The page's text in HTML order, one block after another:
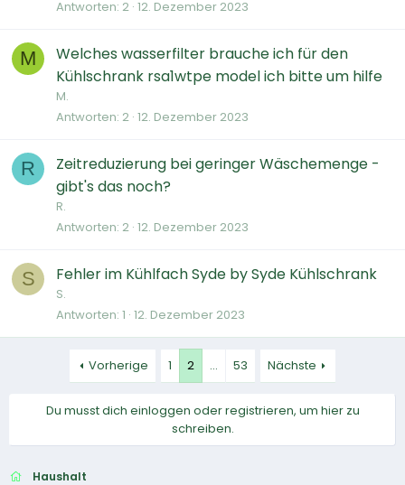
Antworten 2 12. Dezember 2023
M
Welches wasserfilter brauche ich für den
Kühlschrank rsa1wtpe model ich bitte um hilfe
M.
Antworten 2 12. Dezember 2023
R
Zeitreduzierung bei geringer Wäschemenge -
gibt's das noch?
R.
Antworten 2 12. Dezember 2023
S Fehler im Kühlfach Syde by Syde Kühlschrank
S.
Antworten 1 12. Dezember 2023
Vorherige 1 2 … 53 Nächste
Du musst dich einloggen oder registrieren, um hier zu
schreiben.
Haushalt